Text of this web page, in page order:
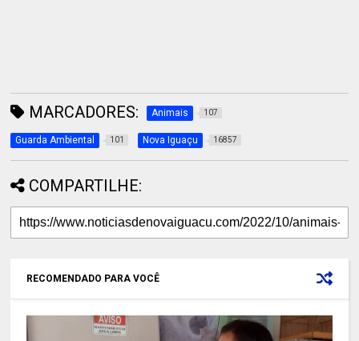
MARCADORES: Animais 107
Guarda Ambiental 101 Nova Iguaçu 16857
COMPARTILHE:
RECOMENDADO PARA VOCÊ